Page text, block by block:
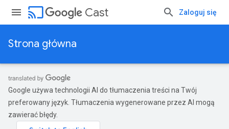
cast Cast Zaloguj się
Strona główna
Google używa technologii AI do tłumaczenia treści na Twój
preferowany język. Tłumaczenia wygenerowane przez AI mogą
zawierać błędy.